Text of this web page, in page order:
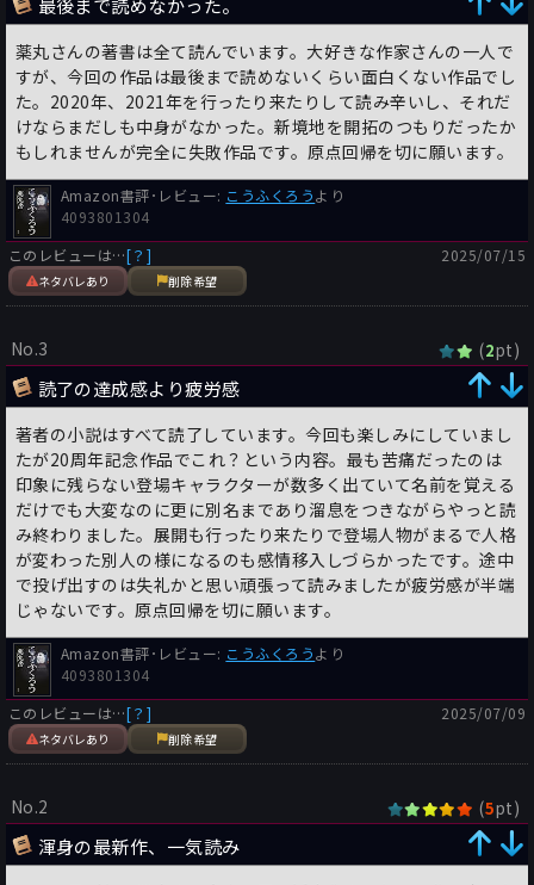
最後まで読めなかった。
薬丸さんの著書は全て読んでいます。大好きな作家さんの一人で
すが、今回の作品は最後まで読めないくらい面白くない作品でし
た。2020年、2021年を行ったり来たりして読み辛いし、それだ
けならまだしも中身がなかった。新境地を開拓のつもりだったか
もしれませんが完全に失敗作品です。原点回帰を切に願います。
Amazon書評･レビュー: こうふくろうより
4093801304
このレビューは…[？]
ネタバレあり 削除希望
2025/07/15
No.3 (2pt)
読了の達成感より疲労感
著者の小説はすべて読了しています。今回も楽しみにしていまし
たが20周年記念作品でこれ？という内容。最も苦痛だったのは
印象に残らない登場キャラクターが数多く出ていて名前を覚える
だけでも大変なのに更に別名まであり溜息をつきながらやっと読
み終わりました。展開も行ったり来たりで登場人物がまるで人格
が変わった別人の様になるのも感情移入しづらかったです。途中
で投げ出すのは失礼かと思い頑張って読みましたが疲労感が半端
じゃないです。原点回帰を切に願います。
Amazon書評･レビュー: こうふくろうより
4093801304
このレビューは…[？]
ネタバレあり 削除希望
2025/07/09
No.2 (5pt)
渾身の最新作、一気読み